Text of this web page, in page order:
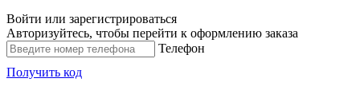
Войти или зарегистрироваться
Авторизуйтесь, чтобы перейти к оформлению заказа
Телефон
Получить код